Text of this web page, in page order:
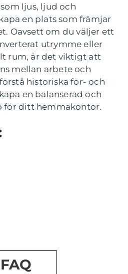
ljus, ljud och
en plats som främjar
Oavsett om du väljer ett
utrymme eller
rum, är det viktigt att
mellan arbete och
historiska för- och
en balanserad och
för ditt hemmakontor.
FAQ